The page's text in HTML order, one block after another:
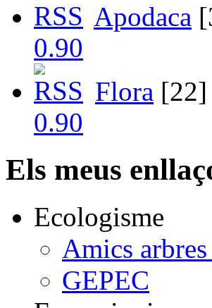
Apodaca
Flora [22]
Els meus
Ecologisme
Amics
GEPEC